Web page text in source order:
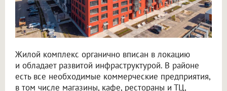
Жилой комплекс органично вписан в локацию
и обладает развитой инфраструктурой. В районе
есть все необходимые коммерческие предприятия,
в том числе магазины, кафе, рестораны и ТЦ,